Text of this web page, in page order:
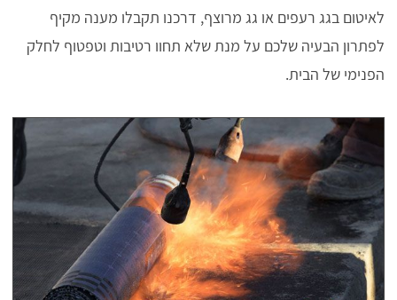
לאיטום בגג רעפים או גג מרוצף, דרכנו תקבלו מענה מקיף
לפתרון הבעיה שלכם על מנת שלא תחוו רטיבות וטפטוף לחלק
הפנימי של הבית.